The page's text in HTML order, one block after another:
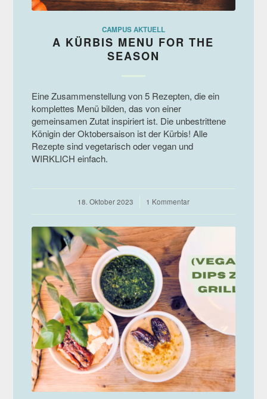
CAMPUS AKTUELL
A KÜRBIS MENU FOR THE
SEASON
Eine Zusammenstellung von 5 Rezepten, die ein
komplettes Menü bilden, das von einer
gemeinsamen Zutat inspiriert ist. Die unbestrittene
Königin der Oktobersaison ist der Kürbis! Alle
Rezepte sind vegetarisch oder vegan und
WIRKLICH einfach.
18. Oktober 2023
/ 1 Kommentar